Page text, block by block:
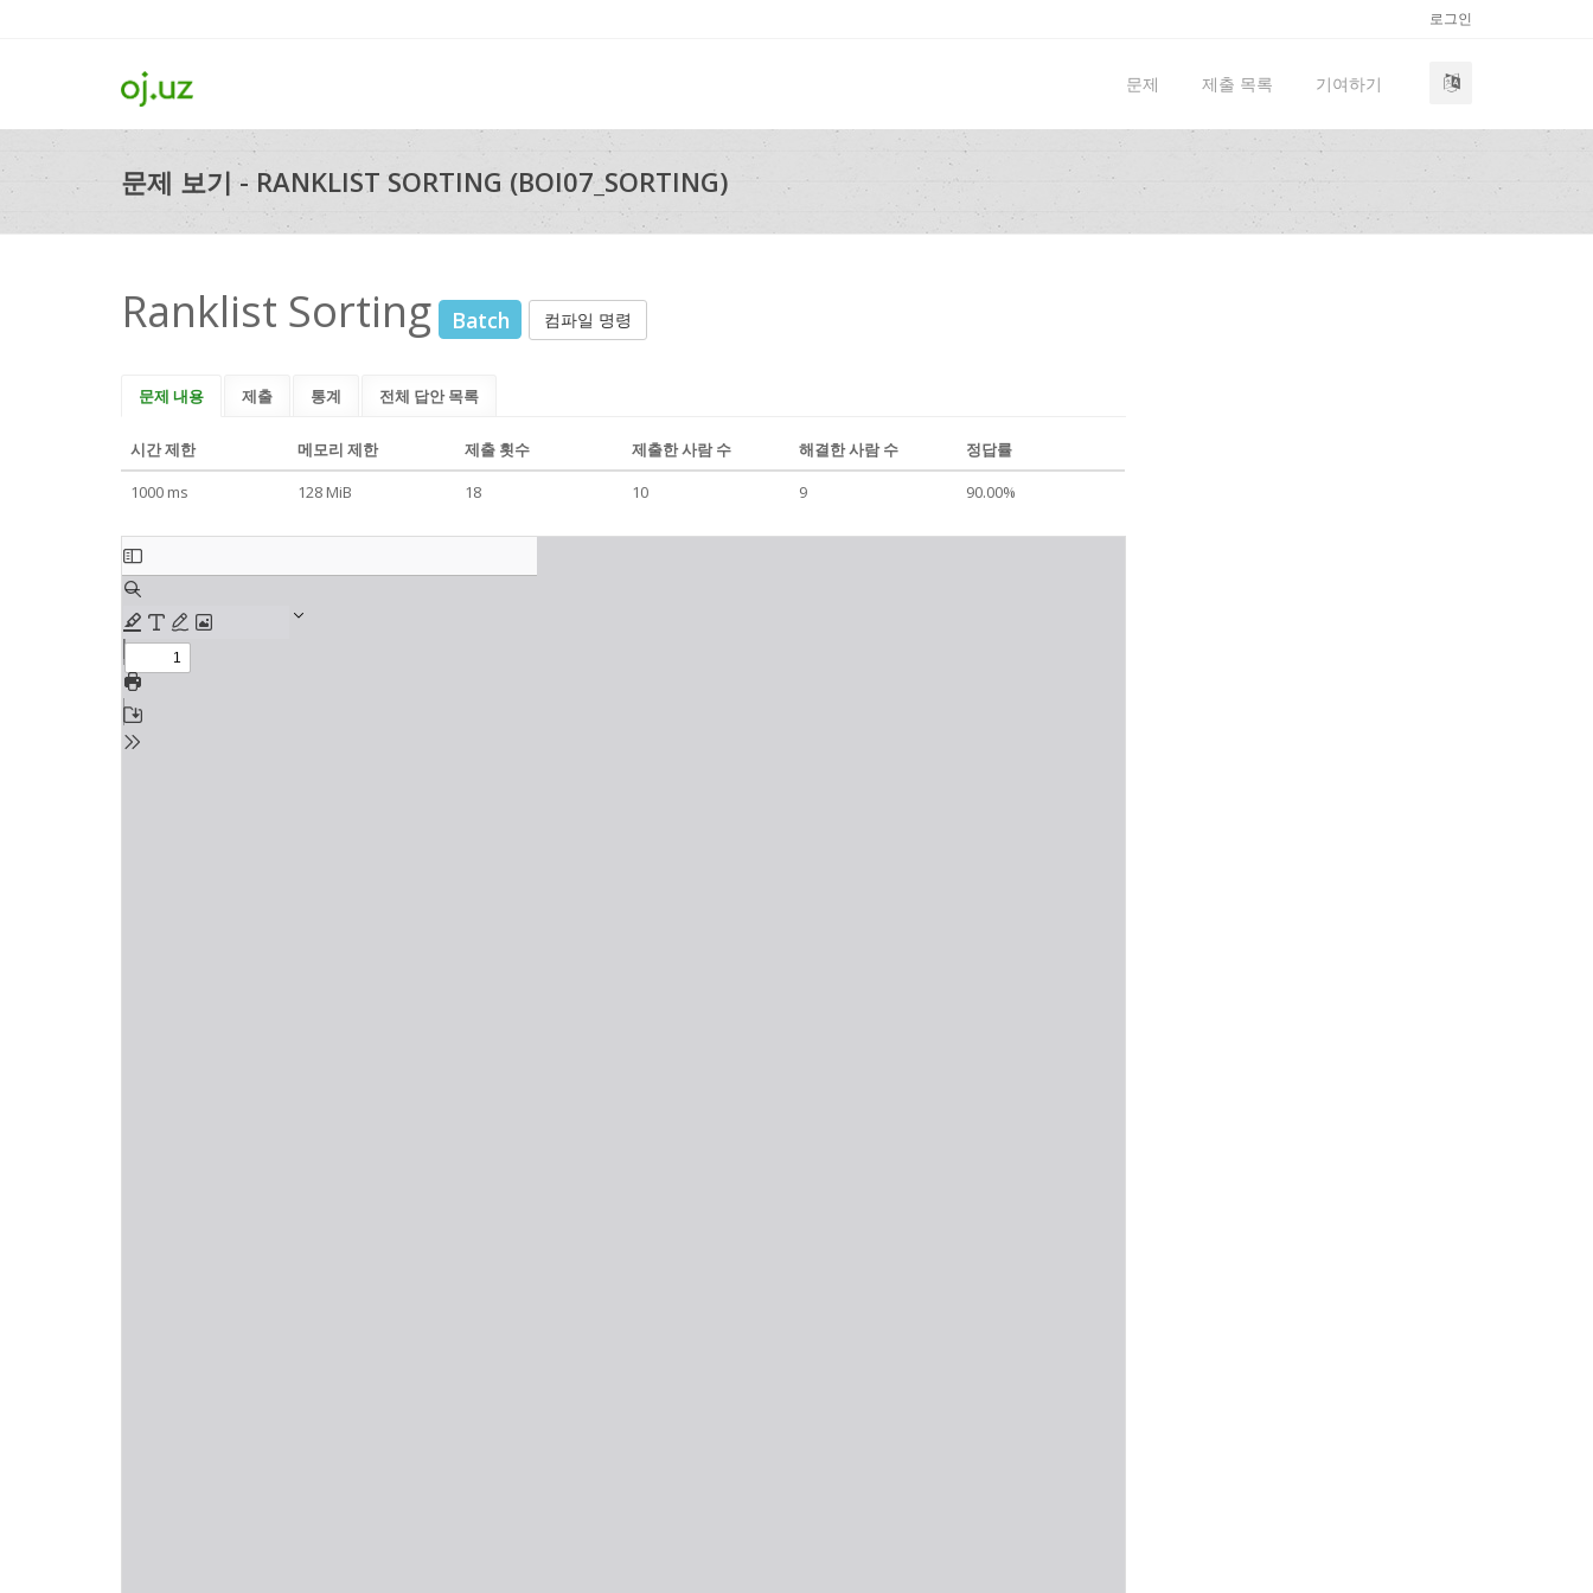
로그인
문제 제출 목록 기여하기
문제 보기 - RANKLIST SORTING (BOI07_SORTING)
Ranklist Sorting Batch 컴파일 명령
문제 내용 제출 통계 전체 답안 목록
시간 제한 메모리 제한 제출 횟수 제출한 사람 수 해결한 사람 수
정답률
1000 ms
128 MiB 18 10 9 90.00%